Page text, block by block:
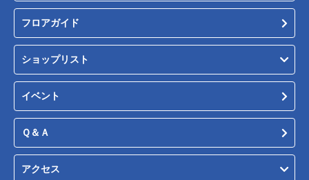
フロアガイド
ショップリスト
イベント
Ｑ＆Ａ
アクセス